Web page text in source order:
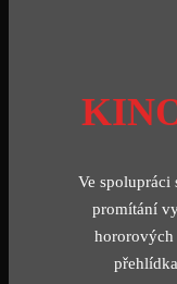
Ve spolupráci
promítání
hororových